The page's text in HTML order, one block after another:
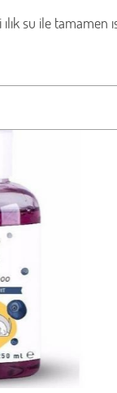
ılık su ile